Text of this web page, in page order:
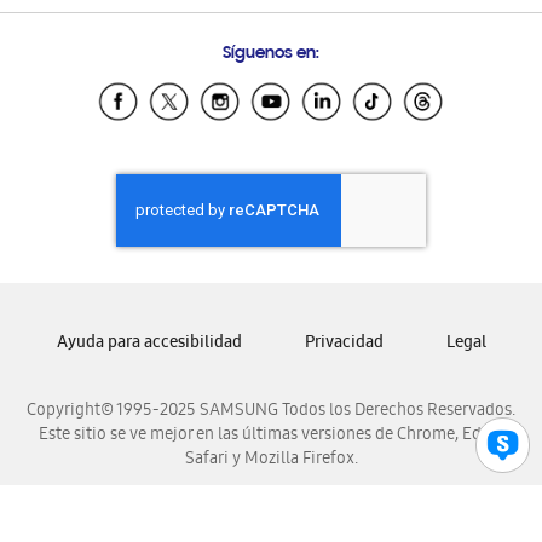
Samsung Ecuador
Samsung El Salvador
Samsung Honduras
Samsung Nicaragua
Samsung Panamá
Samsung Venezuela
Síguenos en:
Copyright© 1995-2025 SAMSUNG Todos los Derechos Reservados.
Este sitio se ve mejor en las últimas versiones de Chrome, Edge,
Safari y Mozilla Firefox.
Ayuda para accesibilidad Privacidad Legal